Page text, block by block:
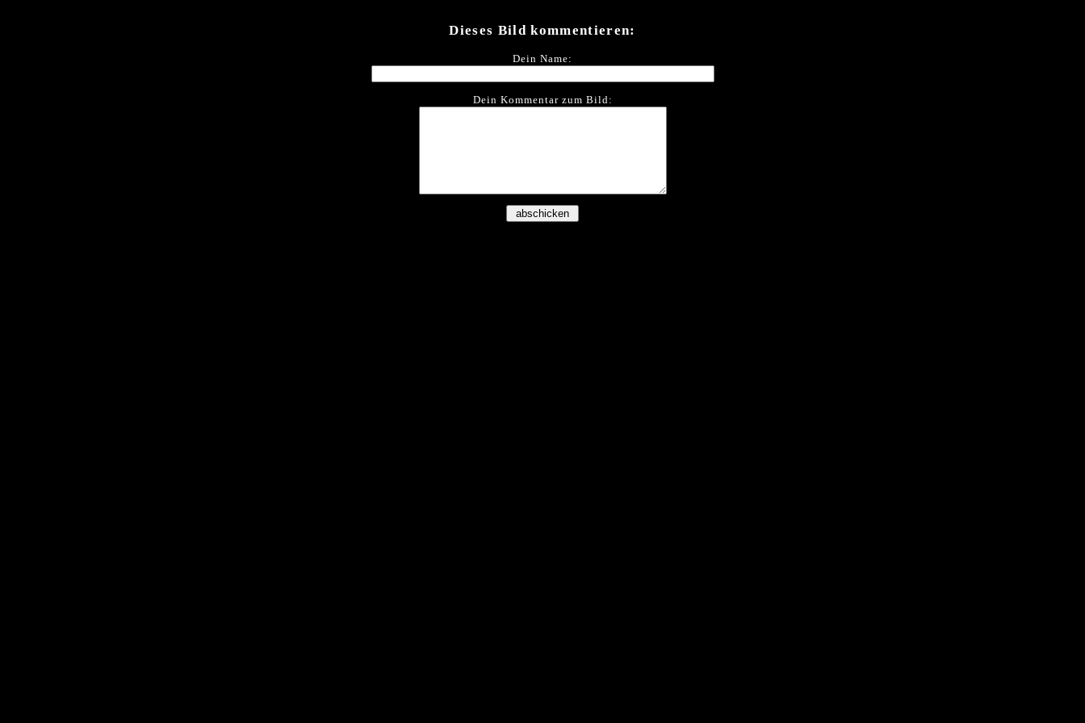
Dieses Bild kommentieren:
Dein Name:
Dein Kommentar zum Bild: